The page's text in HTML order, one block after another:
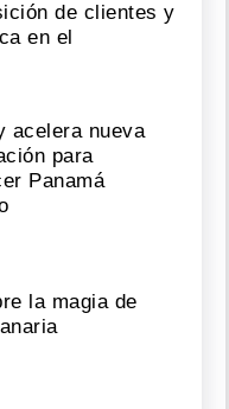
de clientes y
en el
acelera nueva
para
Panamá
la magia de